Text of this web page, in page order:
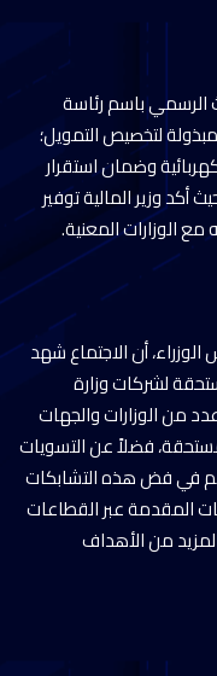
الرسمي باسم رئاسة
لتخصيص التمويل؛
وضمان استقرار
أكد وزير المالية توفير
الوزارات المعنية.
أن الاجتماع شهد
لشركات وزارة
من الوزارات والجهات
فضلاً عن التسويات
في فض هذه التشابكات
المقدمة عبر القطاعات
من الأهداف